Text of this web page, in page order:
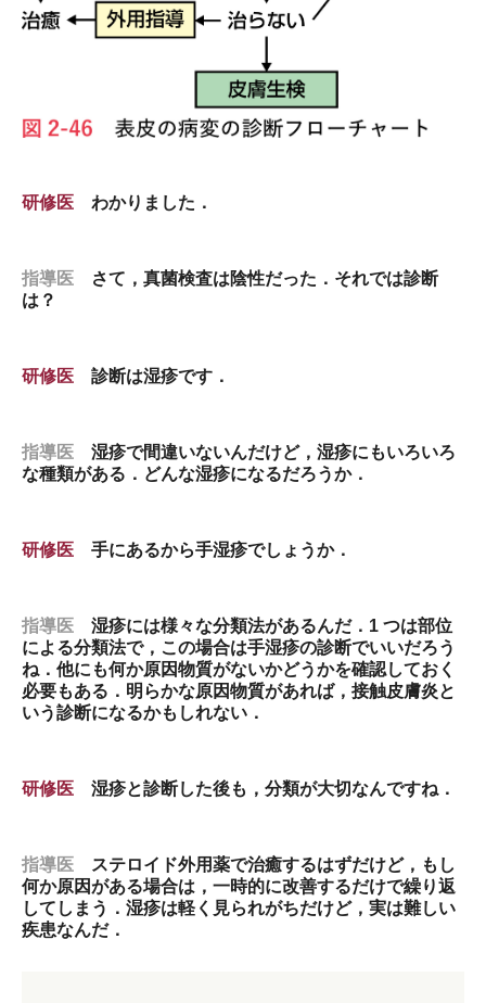
研修医 わかりました．
指導医
さて，真菌検査は陰性だった．それでは診断
は？
研修医 診断は湿疹です．
指導医 湿疹で間違いないんだけど，湿疹にもいろいろ
な種類がある．どんな湿疹になるだろうか．
研修医 手にあるから手湿疹でしょうか．
指導医 湿疹には様々な分類法があるんだ．1 つは部位
による分類法で，この場合は手湿疹の診断でいいだろう
ね．他にも何か原因物質がないかどうかを確認しておく
必要もある．明らかな原因物質があれば，接触皮膚炎と
いう診断になるかもしれない．
研修医 湿疹と診断した後も，分類が大切なんですね．
指導医
ステロイド外用薬で治癒するはずだけど，もし
何か原因がある場合は，一時的に改善するだけで繰り返
してしまう．湿疹は軽く見られがちだけど，実は難しい
疾患なんだ．